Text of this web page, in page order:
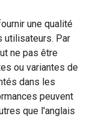
une qualité
utilisateurs. Par
ne pas être
ou variantes de
dans les
peuvent
que l'anglais